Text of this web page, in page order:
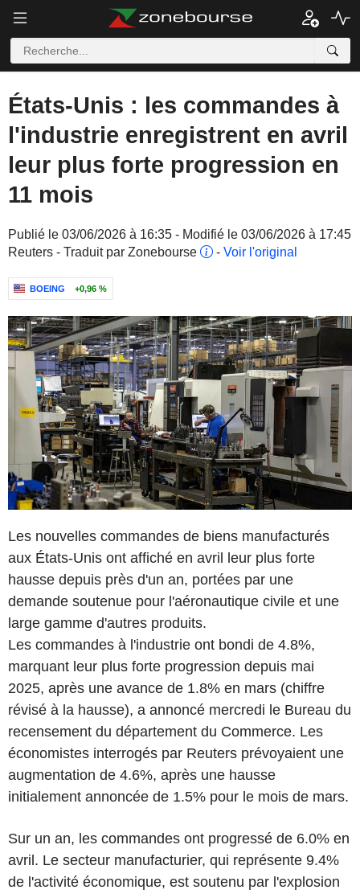
États-Unis : les commandes à
l'industrie enregistrent en avril
leur plus forte progression en
11 mois
Publié le 03/06/2026 à 16:35 - Modifié le 03/06/2026 à 17:45
Reuters - Traduit par Zonebourse
- Voir l'original
BOEING +0,96 %
Les nouvelles commandes de biens manufacturés
aux États-Unis ont affiché en avril leur plus forte
hausse depuis près d'un an, portées par une
demande soutenue pour l'aéronautique civile et une
large gamme d'autres produits.
Les commandes à l'industrie ont bondi de 4.8%,
marquant leur plus forte progression depuis mai
2025, après une avance de 1.8% en mars (chiffre
révisé à la hausse), a annoncé mercredi le Bureau du
recensement du département du Commerce. Les
économistes interrogés par Reuters prévoyaient une
augmentation de 4.6%, après une hausse
initialement annoncée de 1.5% pour le mois de mars.
Sur un an, les commandes ont progressé de 6.0% en
avril. Le secteur manufacturier, qui représente 9.4%
de l'activité économique, est soutenu par l'explosion